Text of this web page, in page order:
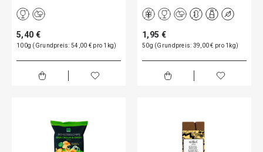
5,40 €
100g (Grundpreis: 54,00 € pro 1kg)
1,95 €
50g (Grundpreis: 39,00 € pro 1kg)